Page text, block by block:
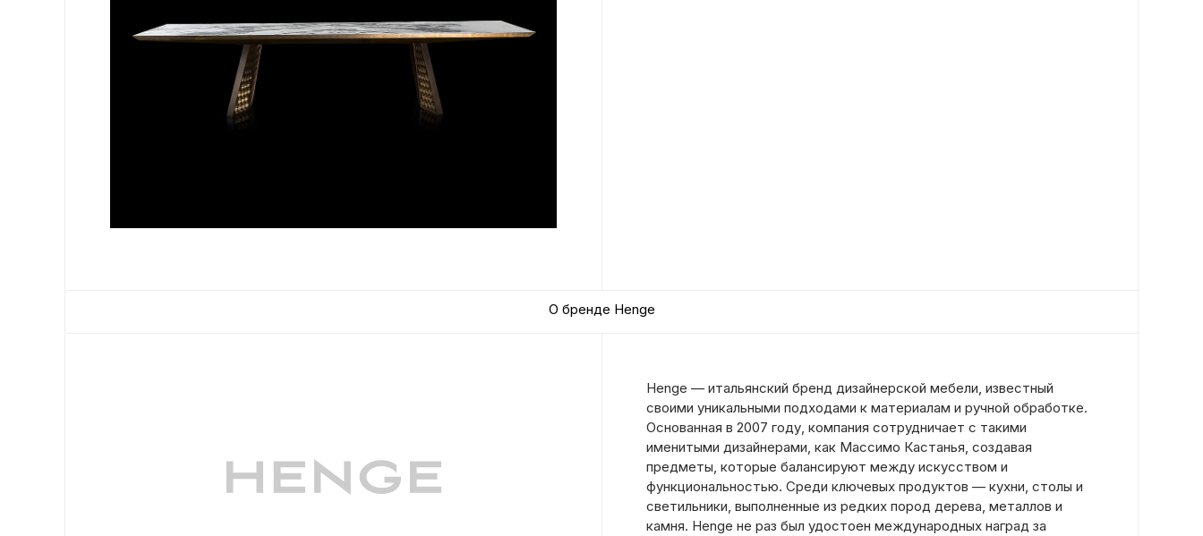
О бренде Henge
Henge — итальянский бренд дизайнерской мебели, известный
своими уникальными подходами к материалам и ручной обработке.
Основанная в 2007 году, компания сотрудничает с такими
именитыми дизайнерами, как Массимо Кастанья, создавая
предметы, которые балансируют между искусством и
функциональностью. Среди ключевых продуктов — кухни, столы и
светильники, выполненные из редких пород дерева, металлов и
камня. Henge не раз был удостоен международных наград за